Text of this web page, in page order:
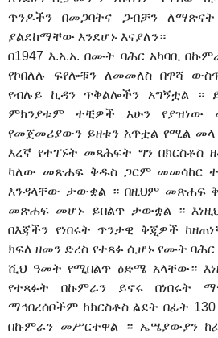
ጥንዶችን በመጋባትና ጋብቻን
ያልደከማቸው እንደሆኑ እናያለን።
በ1947 እ.አ.አ. በሙት ባሕር አካባቢ
የኮበለሉ ፍየሎቹን ለመመለስ በዋሻ
የብሉይ ኪዳን ጥቅልሎችን አግኝቷል ።
ምክንያቱም ተቺዎች አሁን የያዝነው
የመጀመሪያውን ይዘቱን አጥቷል የሚል መላ
እረኛ የተገኙት መጻሕፍት ግን በክርስቶስ
ካለው መጽሐፍ ቅዱስ ጋርም መመሳከር
እንዳላቸው ታውቋል ። በዚህም መጽሐፍ
መጽሐፍ መሆኑ ይበልጥ ታውቋል ።
በእጃችን የነበሩት ጥንታዊ ቅጂዎች
ክፍለ ዘመን ድረስ የተጻፉ ሲሆኑ የሙት
ሺህ ዓመት የሚበልጥ ዕድሜ አላቸው።
የተጻፉት በኩምራን ይኖሩ በነበሩት
ማኅበረሰቦችም ከክርስቶስ ልደት በፊት
በኩምራን መሥርተዋል ። ኤሤያውያን